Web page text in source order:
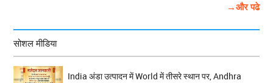
→और पढे
सोशल मीडिया
India अंडा उत्पादन में World में तीसरे स्थान पर, Andhra